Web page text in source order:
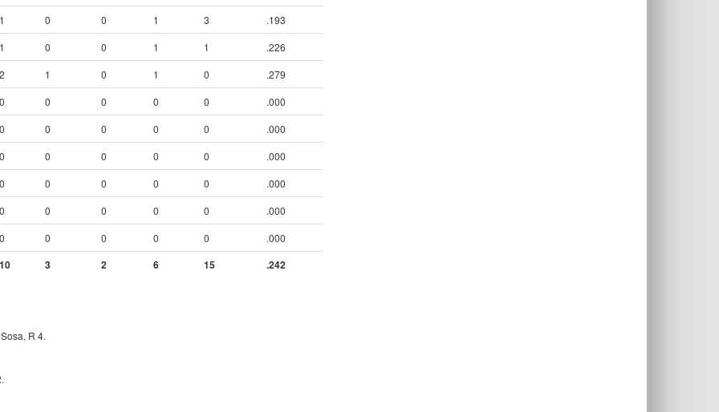
1
0 0 1 3
.193
1
0 0 1 1
.226
2
1 0 1 0
.279
0
0 0 0 0
.000
0
0 0 0 0
.000
0
0 0 0 0
.000
0
0 0 0 0
.000
0
0 0 0 0
.000
0
0 0 0 0 .000
10 3 2 6 15 .242
R 4.